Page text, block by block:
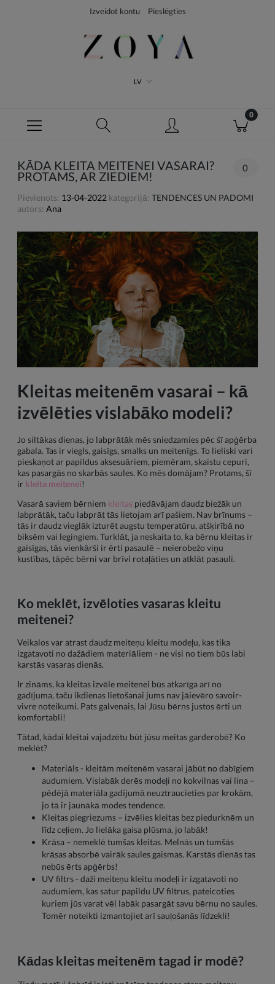
Izveidot kontu Pieslēgties
LV
KĀDA KLEITA MEITENEI VASARAI?
PROTAMS, AR ZIEDIEM!
0
Pievienots: 13-04-2022 kategorijā: TENDENCES UN PADOMI
autors: Ana
Kleitas meitenēm vasarai – kā
izvēlēties vislabāko modeli?
Jo siltākas dienas, jo labprātāk mēs sniedzamies pēc šī apģērba
gabala. Tas ir viegls, gaisīgs, smalks un meitenīgs. To lieliski vari
pieskaņot ar papildus aksesuāriem, piemēram, skaistu cepuri,
kas pasargās no skarbās saules. Ko mēs domājam? Protams, šī
ir kleita meitenei!
Vasarā saviem bērniem kleitas piedāvājam daudz biežāk un
labprātāk, taču labprāt tās lietojam arī pašiem. Nav brīnums –
tās ir daudz vieglāk izturēt augstu temperatūru, atšķirībā no
biksēm vai legingiem. Turklāt, ja neskaita to, ka bērnu kleitas ir
gaisīgas, tās vienkārši ir ērti pasaulē – neierobežo viņu
kustības, tāpēc bērni var brīvi rotaļāties un atklāt pasauli.
Ko meklēt, izvēloties vasaras kleitu
meitenei?
Veikalos var atrast daudz meiteņu kleitu modeļu, kas tika
izgatavoti no dažādiem materiāliem - ne visi no tiem būs labi
karstās vasaras dienās.
Ir zināms, ka kleitas izvēle meitenei būs atkarīga arī no
gadījuma, taču ikdienas lietošanai jums nav jāievēro savoir-
vivre noteikumi. Pats galvenais, lai Jūsu bērns justos ērti un
komfortabli!
Tātad, kādai kleitai vajadzētu būt jūsu meitas garderobē? Ko
meklēt?
Materiāls - kleitām meitenēm vasarai jābūt no dabīgiem
audumiem. Vislabāk derēs modeļi no kokvilnas vai lina –
pēdējā materiāla gadījumā neuztraucieties par krokām,
jo tā ir jaunākā modes tendence.
Kleitas piegriezums – izvēlies kleitas bez piedurknēm un
līdz ceļiem. Jo lielāka gaisa plūsma, jo labāk!
Krāsa – nemeklē tumšas kleitas. Melnās un tumšās
krāsas absorbē vairāk saules gaismas. Karstās dienās tas
nebūs ērts apģērbs!
UV filtrs - daži meiteņu kleitu modeļi ir izgatavoti no
audumiem, kas satur papildu UV filtrus, pateicoties
kuriem jūs varat vēl labāk pasargāt savu bērnu no saules.
Tomēr noteikti izmantojiet arī sauļošanās līdzekli!
Kādas kleitas meitenēm tagad ir modē?